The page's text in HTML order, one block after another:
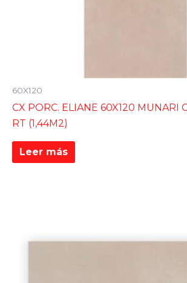
60X120
CX PORC. ELIANE 60X120 MUNARI
RT (1,44M2)
Leer más